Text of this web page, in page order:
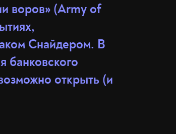
воров» (Army of
Снайдером. В
банковского
открыть (и